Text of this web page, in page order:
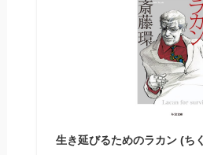
生き延びるためのラカン (ち